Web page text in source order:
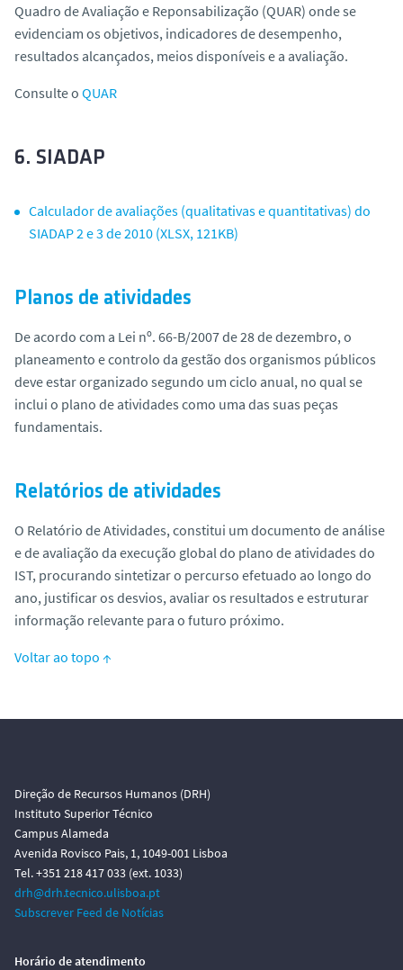
Quadro de Avaliação e Reponsabilização (QUAR) onde se
evidenciam os objetivos, indicadores de desempenho,
resultados alcançados, meios disponíveis e a avaliação.
Consulte o QUAR
6. SIADAP
Calculador de avaliações (qualitativas e quantitativas) do
SIADAP 2 e 3 de 2010 (XLSX, 121KB)
Planos de atividades
De acordo com a Lei nº. 66-B/2007 de 28 de dezembro, o
planeamento e controlo da gestão dos organismos públicos
deve estar organizado segundo um ciclo anual, no qual se
inclui o plano de atividades como uma das suas peças
fundamentais.
Relatórios de atividades
O Relatório de Atividades, constitui um documento de análise
e de avaliação da execução global do plano de atividades do
IST, procurando sintetizar o percurso efetuado ao longo do
ano, justificar os desvios, avaliar os resultados e estruturar
informação relevante para o futuro próximo.
Voltar ao topo ↑
Direção de Recursos Humanos (DRH)
Instituto Superior Técnico
Campus Alameda
Avenida Rovisco Pais, 1, 1049-001 Lisboa
Tel. +351 218 417 033 (ext. 1033)
drh@drh.tecnico.ulisboa.pt
Subscrever Feed de Notícias
Horário de atendimento